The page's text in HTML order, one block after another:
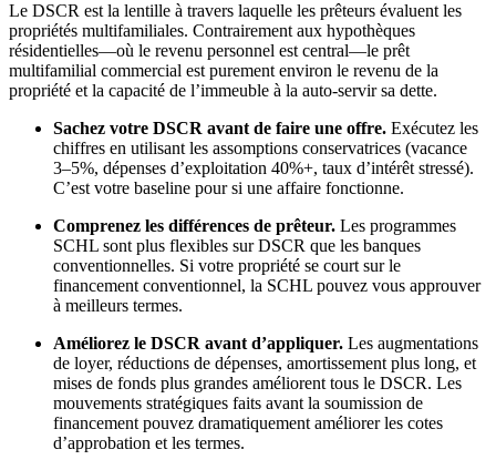
Le DSCR est la lentille à travers laquelle les prêteurs évaluent les
propriétés multifamiliales. Contrairement aux hypothèques
résidentielles—où le revenu personnel est central—le prêt
multifamilial commercial est purement environ le revenu de la
propriété et la capacité de l’immeuble à la auto-servir sa dette.
Sachez votre DSCR avant de faire une offre. Exécutez les
chiffres en utilisant les assomptions conservatrices (vacance
3–5%, dépenses d’exploitation 40%+, taux d’intérêt stressé).
C’est votre baseline pour si une affaire fonctionne.
Comprenez les différences de prêteur. Les programmes
SCHL sont plus flexibles sur DSCR que les banques
conventionnelles. Si votre propriété se court sur le
financement conventionnel, la SCHL pouvez vous approuver
à meilleurs termes.
Améliorez le DSCR avant d’appliquer. Les augmentations
de loyer, réductions de dépenses, amortissement plus long, et
mises de fonds plus grandes améliorent tous le DSCR. Les
mouvements stratégiques faits avant la soumission de
financement pouvez dramatiquement améliorer les cotes
d’approbation et les termes.